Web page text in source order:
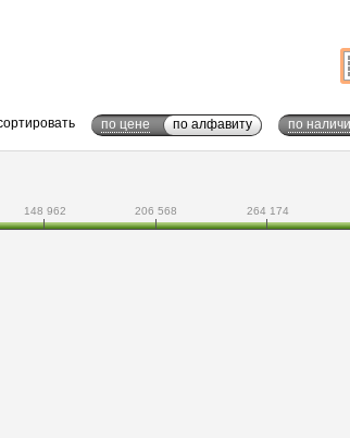
по цене по алфавиту по
148 962 206 568 264 174